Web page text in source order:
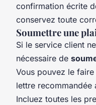
confirmation écrite
conservez toute
Soumettre une
Si le service client
nécessaire de
Vous pouvez le
lettre recommandée
Incluez toutes les